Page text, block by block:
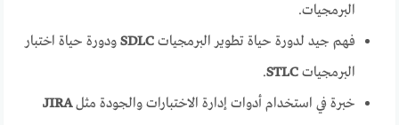
البرمجيات.
فهم جيد لدورة حياة تطوير البرمجياتSDLC ودورة حياة اختبار
البرمجياتSTLC
.
خبرة في استخدام أدوات إدارة الاختبارات والجودة مثلJIRA